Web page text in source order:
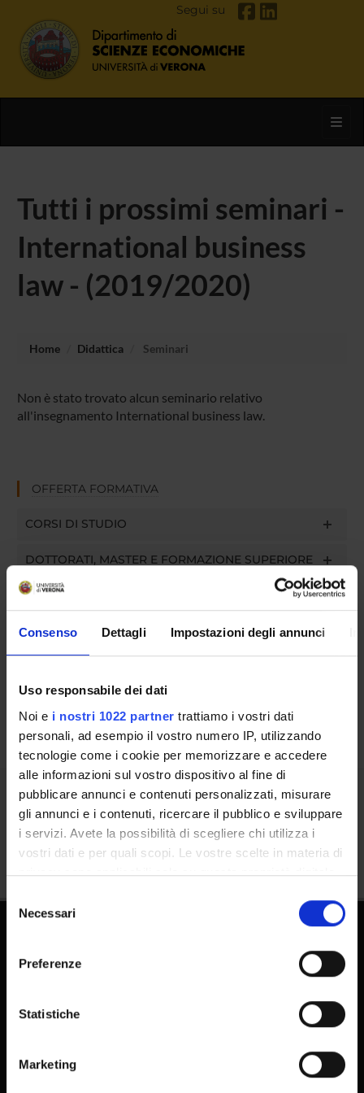
Consenso Dettagli Impostazioni degli annunci
Uso responsabile dei dati
Noi e i nostri 1022 partner trattiamo i vostri dati
personali, ad esempio il vostro numero IP, utilizzando
tecnologie come i cookie per memorizzare e accedere
alle informazioni sul vostro dispositivo al fine di
pubblicare annunci e contenuti personalizzati, misurare
gli annunci e i contenuti, ricercare il pubblico e sviluppare
i servizi. Avete la possibilità di scegliere chi utilizza i
vostri dati e per quali scopi. Le vostre scelte in materia di
privacy sono applicabili solo su questa proprietà digitale
modificare o revocare il proprio consenso in qualsiasi
momento dalla Dichiarazione sui cookie o facendo clic
raccogliere informazioni sulla tua posizione
geografica, con un'approssimazione di qualche
Identificare il tuo dispositivo, scansionandolo
delNecessari
Preferenze
Statistiche
Marketing
Segui su
Tutti i prossimi seminari -
International business
law - (2019/2020)
Home Didattica Seminari
Non è stato trovato alcun seminario relativo
all'insegnamento International business law.
OFFERTA FORMATIVA
CORSI DI STUDIO
DOTTORATI, MASTER E FORMAZIONE SUPERIORE
Persone
Luoghi
Condividi
E-learning